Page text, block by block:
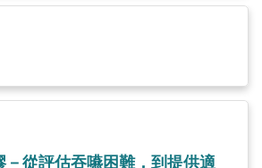
－從評估吞嚥困難，到提供適